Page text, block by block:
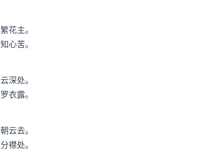
花主。
心苦。
深处。
衣露。
云去。
襟处。